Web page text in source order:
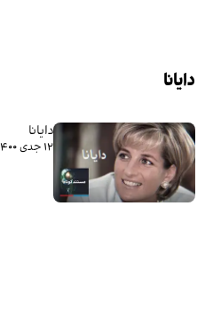
دایانا
دایانا
۱۲ جدی ۱۴۰۰